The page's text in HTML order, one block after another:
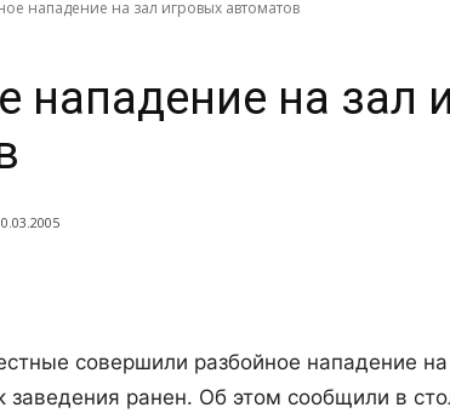
нападение на зал игровых автоматов
нападение на зал
совершили разбойное нападение
заведения ранен. Об этом сообщили в